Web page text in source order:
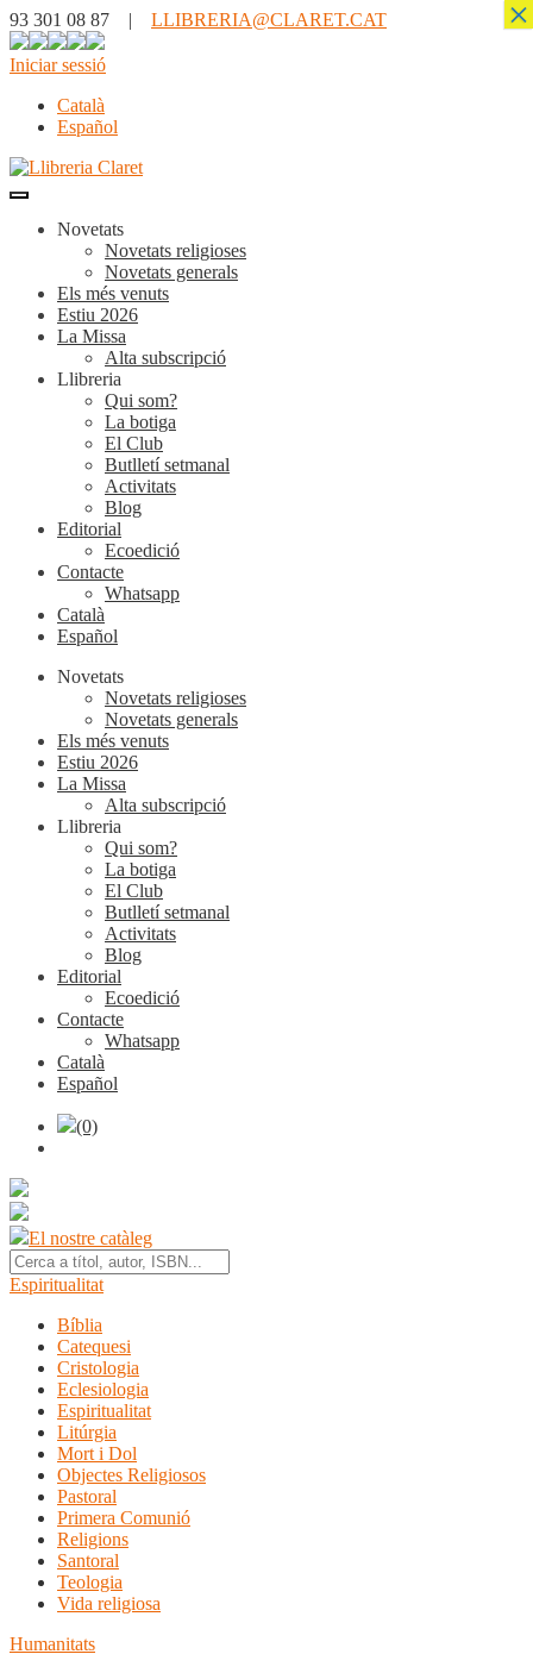
93 301 08 87 | LLIBRERIA@CLARET.CAT
Iniciar sessió
Català
Español
Novetats
Novetats religioses
Novetats generals
Els més venuts
Estiu 2026
La Missa
Alta subscripció
Llibreria
Qui som?
La botiga
El Club
Butlletí setmanal
Activitats
Blog
Editorial
Ecoedició
Contacte
Whatsapp
Català
Español
Novetats
Novetats religioses
Novetats generals
Els més venuts
Estiu 2026
La Missa
Alta subscripció
Llibreria
Qui som?
La botiga
El Club
Butlletí setmanal
Activitats
Blog
Editorial
Ecoedició
Contacte
Whatsapp
Català
Español
(0)
El nostre catàleg
Espiritualitat
Bíblia
Catequesi
Cristologia
Eclesiologia
Espiritualitat
Litúrgia
Mort i Dol
Objectes Religiosos
Pastoral
Primera Comunió
Religions
Santoral
Teologia
Vida religiosa
Humanitats
×